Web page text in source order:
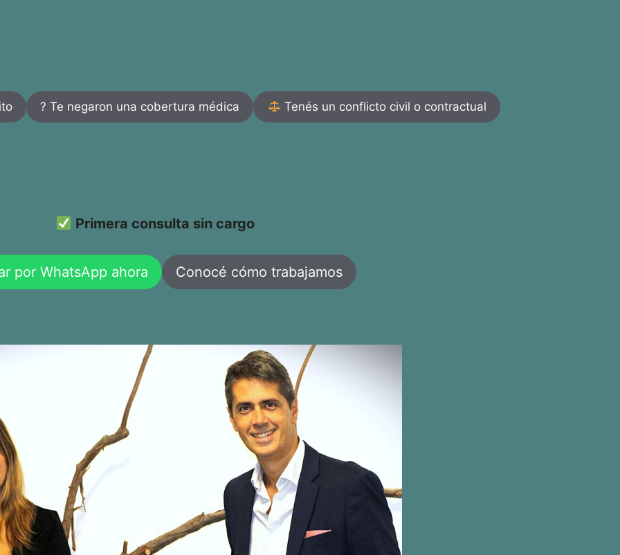
? Te negaron una cobertura médica Tenés un conflicto civil o contractual
Primera consulta sin cargo
por WhatsApp ahora Conocé cómo trabajamos